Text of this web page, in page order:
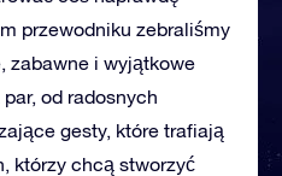
przewodniku zebraliśmy
zabawne i wyjątkowe
od radosnych
gesty, które trafiają
którzy chcą stworzyć